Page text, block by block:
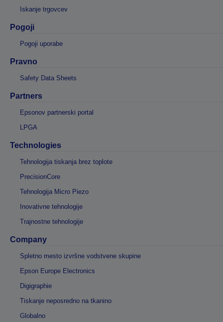
Iskanje trgovcev
Pogoji
Pogoji uporabe
Pravno
Safety Data Sheets
Partners
Epsonov partnerski portal
LPGA
Technologies
Tehnologija tiskanja brez toplote
PrecisionCore
Tehnologija Micro Piezo
Inovativne tehnologije
Trajnostne tehnologije
Company
Spletno mesto izvršne vodstvene skupine
Epson Europe Electronics
Digigraphie
Tiskanje neposredno na tkanino
Globalno